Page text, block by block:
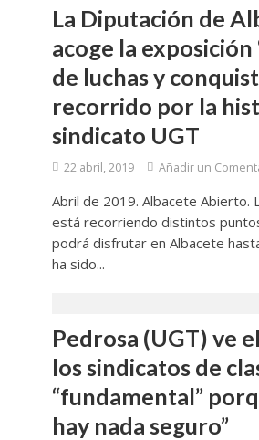
La Diputación de
acoge la exposición
de luchas y
recorrido por la
sindicato UGT
22 abril, 2019 Añadir un
Abril de 2019. Albacete Abierto.
está recorriendo distintos
podrá disfrutar en Albacete
ha sido...
Pedrosa (UGT) ve
los sindicatos de
“fundamental”
hay nada seguro”